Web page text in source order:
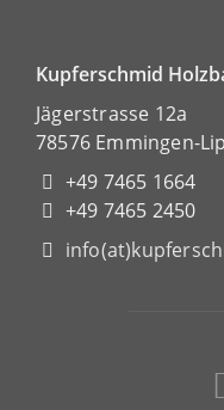
Kupferschmid
Jägerstrasse 12a
78576 Emmingen-
+49 7465 1664
+49 7465 2450